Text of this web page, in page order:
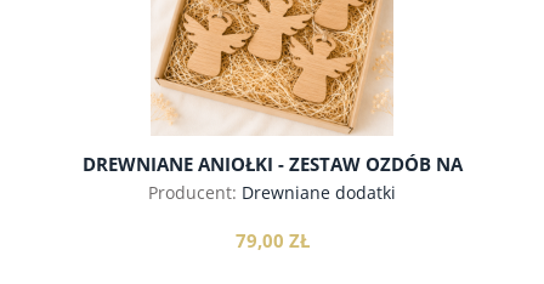
DREWNIANE ANIOŁKI - ZESTAW OZDÓB NA
CHOINKĘ
Producent: Drewniane dodatki
79,00 ZŁ